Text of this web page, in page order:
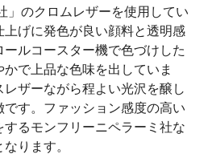
」のクロムレザーを使用してい
上げに発色が良い顔料と透明感
ルコースター機で色づけした
で上品な色味を出していま
ザーながら程よい光沢を醸し
す。ファッション感度の高い
るモンフリーニペラーミ社な
ります。